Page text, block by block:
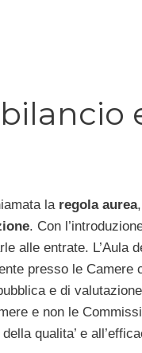
la regola aurea
. Con
alle entrate. L’Aula
presso le Camere
e di
e non le
qualita’ e